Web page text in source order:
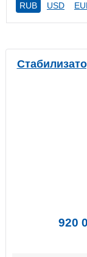
RUB USD
920